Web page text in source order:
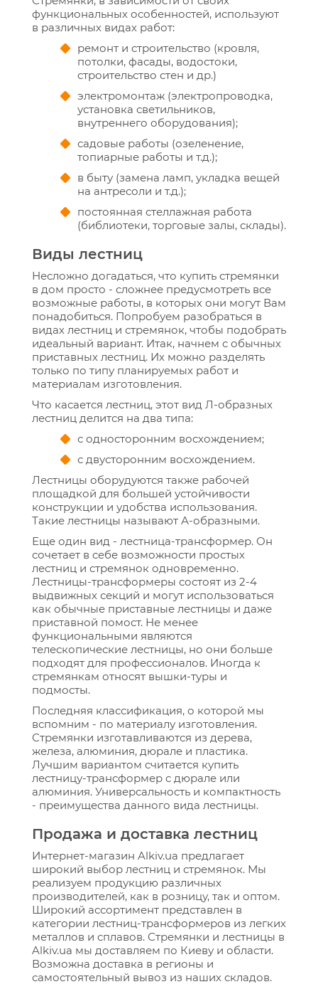
функциональных особенностей, используют
в различных видах работ:
ремонт и строительство (кровля,
потолки, фасады, водостоки,
строительство стен и др.)
электромонтаж (электропроводка,
установка светильников,
внутреннего оборудования);
садовые работы (озеленение,
топиарные работы и т.д.);
в быту (замена ламп, укладка вещей
на антресоли и т.д.);
постоянная стеллажная работа
(библиотеки, торговые залы, склады).
Виды лестниц
Несложно догадаться, что купить стремянки
в дом просто - сложнее предусмотреть все
возможные работы, в которых они могут Вам
понадобиться. Попробуем разобраться в
видах лестниц и стремянок, чтобы подобрать
идеальный вариант. Итак, начнем с обычных
приставных лестниц. Их можно разделять
только по типу планируемых работ и
материалам изготовления.
Что касается лестниц, этот вид Л-образных
лестниц делится на два типа:
с односторонним восхождением;
с двусторонним восхождением.
Лестницы оборудуются также рабочей
площадкой для большей устойчивости
конструкции и удобства использования.
Такие лестницы называют А-образными.
Еще один вид - лестница-трансформер. Он
сочетает в себе возможности простых
лестниц и стремянок одновременно.
Лестницы-трансформеры состоят из 2-4
выдвижных секций и могут использоваться
как обычные приставные лестницы и даже
приставной помост. Не менее
функциональными являются
телескопические лестницы, но они больше
подходят для профессионалов. Иногда к
стремянкам относят вышки-туры и
подмосты.
Последняя классификация, о которой мы
вспомним - по материалу изготовления.
Стремянки изготавливаются из дерева,
железа, алюминия, дюрале и пластика.
Лучшим вариантом считается купить
лестницу-трансформер с дюрале или
алюминия. Универсальность и компактность
- преимущества данного вида лестницы.
Продажа и доставка лестниц
Интернет-магазин Alkiv.ua предлагает
широкий выбор лестниц и стремянок. Мы
реализуем продукцию различных
производителей, как в розницу, так и оптом.
Широкий ассортимент представлен в
категории лестниц-трансформеров из легких
металлов и сплавов. Стремянки и лестницы в
Alkiv.ua мы доставляем по Киеву и области.
Возможна доставка в регионы и
самостоятельный вывоз из наших складов.